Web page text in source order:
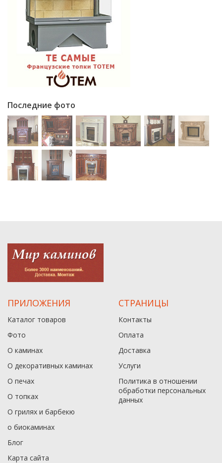
Последние фото
ПРИЛОЖЕНИЯ
Каталог товаров
Фото
О каминах
О декоративных каминах
О печах
О топках
О грилях и барбекю
о биокаминах
Блог
Карта сайта
СТРАНИЦЫ
Контакты
Оплата
Доставка
Услуги
Политика в отношении
обработки персональных
данныx